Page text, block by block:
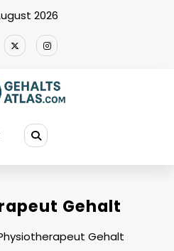
2026
Gehalt
Gehalt